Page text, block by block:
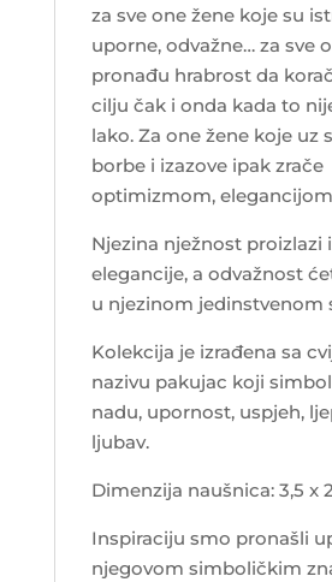
za sve one žene koje su
uporne, odvažne… za sve
pronađu hrabrost da
cilju čak i onda kada to
lako. Za one žene koje uz
borbe i izazove ipak zrače
optimizmom,
Njezina nježnost proizlazi
elegancije, a odvažnost
u njezinom jedinstvenom
Kolekcija je izrađena sa
nazivu pakujac koji
nadu, upornost, uspjeh,
ljubav.
Dimenzija naušnica: 3,5 x
Inspiraciju smo pronašli
njegovom simboličkim